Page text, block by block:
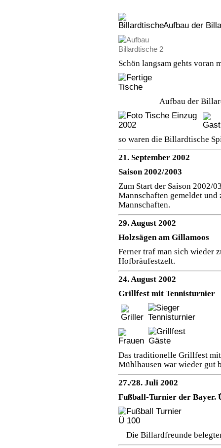
Aufbau der
Schön langsam gehts voran
Aufbau der
so waren die Billardtische
21. September 2002
Saison 2002/2003
Zum Start der Saison 2002/
Mannschaften gemeldet
Mannschaften.
29. August 2002
Holzsägen am Gillamoos
Ferner traf man sich wieder
Hofbräufestzelt.
24. August 2002
Grillfest mit Tennisturnier
Das traditionelle Grillfest
Mühlhausen war wieder gut
27./28. Juli 2002
Fußball-Turnier der Bayer.
Die Billardfreunde